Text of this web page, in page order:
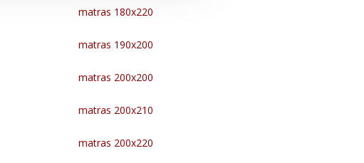
matras 180x220
matras 190x200
matras 200x200
matras 200x210
matras 200x220